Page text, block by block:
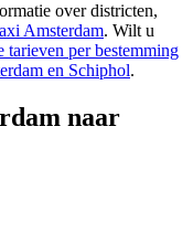
over districten,
Amsterdam. Wilt u
tarieven per bestemming
en Schiphol.
naar